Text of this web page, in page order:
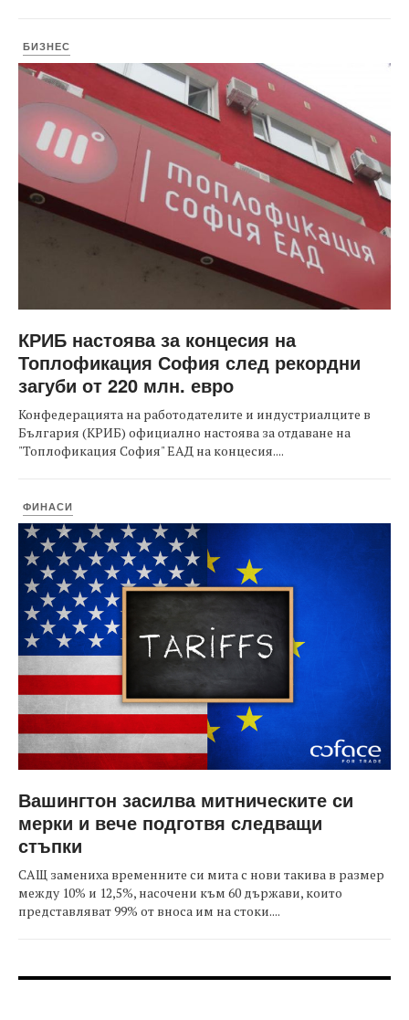
БИЗНЕС
КРИБ настоява за концесия на
Топлофикация София след рекордни
загуби от 220 млн. евро
Конфедерацията на работодателите и индустриалците в
България (КРИБ) официално настоява за отдаване на
"Топлофикация София" ЕАД на концесия....
ФИНАСИ
Вашингтон засилва митническите си
мерки и вече подготвя следващи
стъпки
САЩ замениха временните си мита с нови такива в размер
между 10% и 12,5%, насочени към 60 държави, които
представляват 99% от вноса им на стоки....